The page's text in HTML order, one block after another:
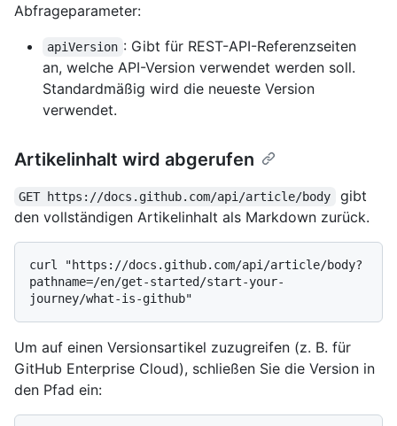
Abfrageparameter:
apiVersion : Gibt für REST-API-Referenzseiten
an, welche API-Version verwendet werden soll.
Standardmäßig wird die neueste Version
verwendet.
Artikelinhalt wird abgerufen
GET https://docs.github.com/api/article/body
gibt
den vollständigen Artikelinhalt als Markdown zurück.
curl "https://docs.github.com/api/article/body?
pathname=/en/get-started/start-your-
Um auf einen Versionsartikel zuzugreifen (z. B. für
GitHub Enterprise Cloud), schließen Sie die Version in
den Pfad ein: